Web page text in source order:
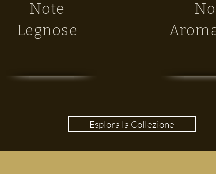
Note
Legnose
Esplora la Collezione